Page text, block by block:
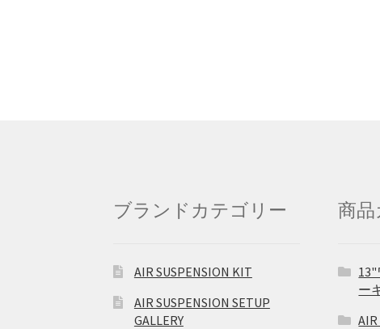
ブランドカテゴリー
AIR SUSPENSION KIT
AIR SUSPENSION SETUP
GALLERY
商
ー